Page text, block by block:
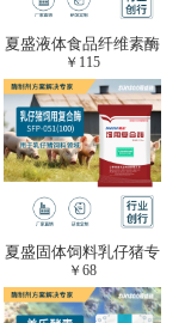
夏盛液体食品纤维素酶
(植物提取专用酶/解决
提取液混浊问题/降
黏)FFY-0651
￥ 115
夏盛固体饲料乳仔猪专
用复合酶SFG-0932
￥68